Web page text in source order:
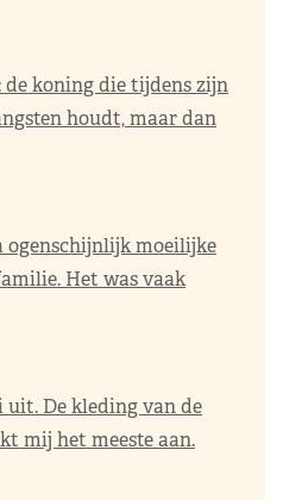
koning die tijdens zijn
houdt, maar dan
ogenschijnlijk moeilijke
Het was vaak
uit. De kleding van de
mij het meeste aan.